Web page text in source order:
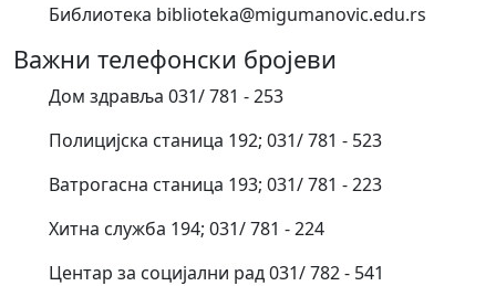
Библиотека biblioteka@migumanovic.edu.rs
Важни телефонски бројеви
Дом здравља 031/ 781 - 253
Полицијска станица 192; 031/ 781 - 523
Ватрогасна станица 193; 031/ 781 - 223
Хитна служба 194; 031/ 781 - 224
Центар за социјални рад 031/ 782 - 541